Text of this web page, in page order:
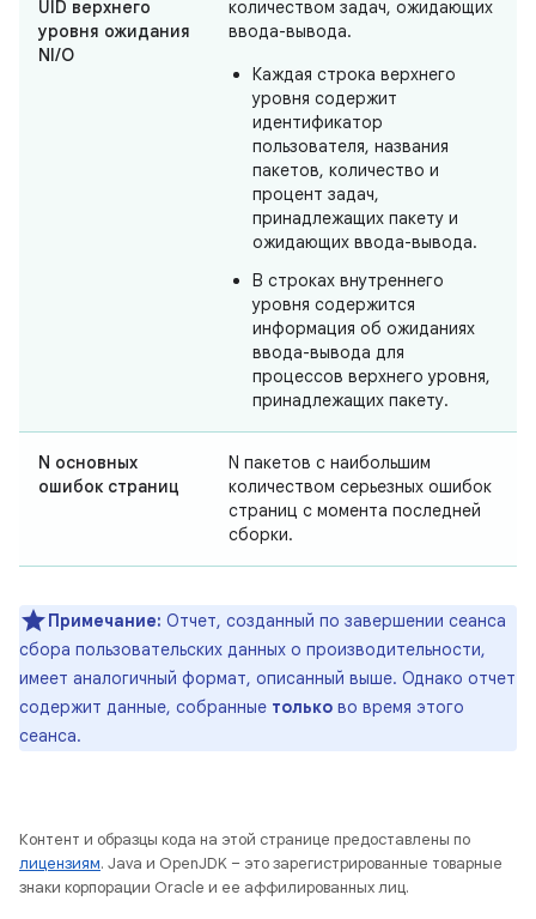
UID верхнего
уровня ожидания
NI/O
количеством задач, ожидающих
ввода-вывода.
Каждая строка верхнего
уровня содержит
идентификатор
пользователя, названия
пакетов, количество и
процент задач,
принадлежащих пакету и
ожидающих ввода-вывода.
В строках внутреннего
уровня содержится
информация об ожиданиях
ввода-вывода для
процессов верхнего уровня,
принадлежащих пакету.
N основных
ошибок страниц
N пакетов с наибольшим
количеством серьезных ошибок
страниц с момента последней
сборки.
Примечание: Отчет, созданный по завершении сеанса
сбора пользовательских данных о производительности,
имеет аналогичный формат, описанный выше. Однако отчет
содержит данные, собранные только во время этого
сеанса.
Контент и образцы кода на этой странице предоставлены по
лицензиям. Java и OpenJDK – это зарегистрированные товарные
знаки корпорации Oracle и ее аффилированных лиц.